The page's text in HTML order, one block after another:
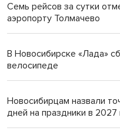
Семь рейсов за сутки
аэропорту Толмачево
В Новосибирске «Лада»
велосипеде
Новосибирцам назвали
дней на праздники в 2027